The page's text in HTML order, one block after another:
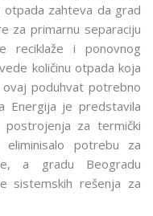
otpada zahteva da grad
za primarnu separaciju
i ponovnog
količinu otpada koja
poduhvat potrebno
Energija je predstavila
za termički
potrebu za
a gradu Beogradu
sistemskih rešenja za